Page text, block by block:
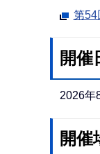
第54
開催
2026年
開催